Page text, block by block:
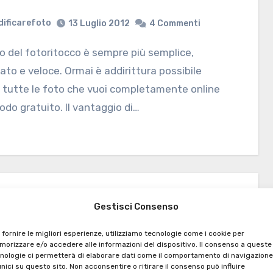
Gestisci Consenso
fornire le migliori esperienze, utilizziamo tecnologie come i cookie per
e/o accedere alle informazioni del dispositivo. Il consenso a queste
ci permetterà di elaborare dati come il comportamento di
su questo sito. Non acconsentire o ritirare il consenso può influire
13 Luglio 2012 4 Commenti
e veloce. Ormai è addirittura possibile
le foto che vuoi completamente online
gratuito. Il vantaggio di…
foto
per modificare foto